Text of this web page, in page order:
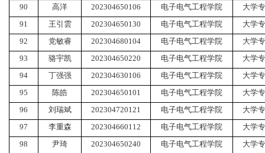
90
高洋 202304650106 电子电气工程学院
大学
91
王引雲 202304650130 电子电气工程学院
大学
92
党敏睿 202304680104 电子电气工程学院
大学
93
骆宇凯 202304650220 电子电气工程学院
大学
94
丁强强 202304630106 电子电气工程学院
大学
95
陈皓 202304650101 电子电气工程学院
大学
96
刘瑞斌 202304720121 电子电气工程学院
大学
97
李重森 202304660112 电子电气工程学院
大学
98
尹琦 202304650240 电子电气工程学院
大学